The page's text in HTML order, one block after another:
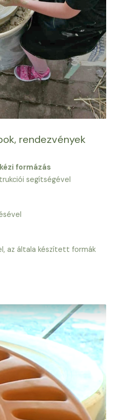
rendezvények
formázás
segítségével
az általa készített formák